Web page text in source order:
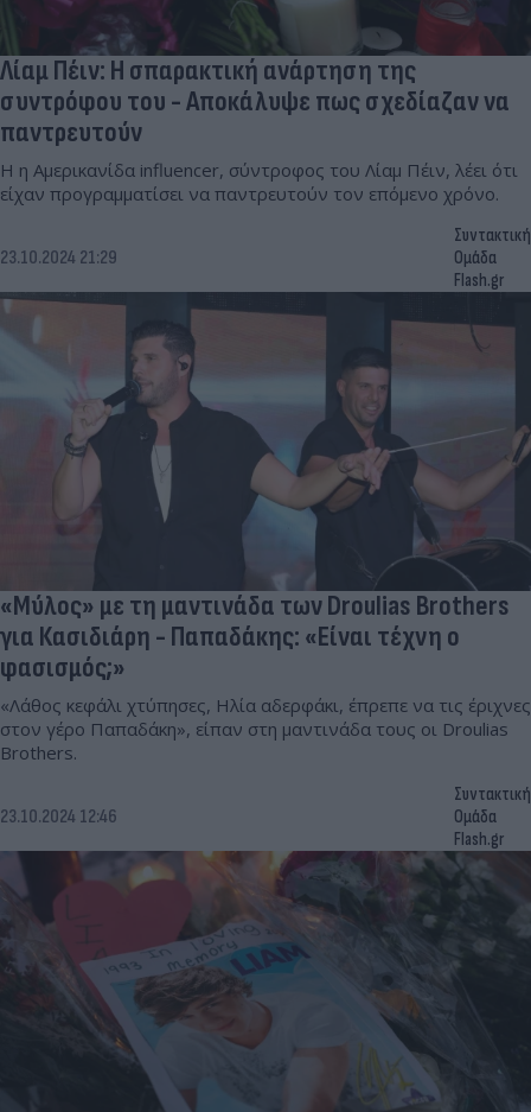
Λίαμ Πέιν: H σπαρακτική ανάρτηση της
συντρόφου του - Αποκάλυψε πως σχεδίαζαν να
παντρευτούν
Η η Αμερικανίδα influencer, σύντροφος του Λίαμ Πέιν, λέει ότι
είχαν προγραμματίσει να παντρευτούν τον επόμενο χρόνο.
23.10.2024 21:29
Συντακτική
Ομάδα
Flash.gr
«Μύλος» με τη μαντινάδα των Droulias Brothers
για Κασιδιάρη - Παπαδάκης: «Είναι τέχνη ο
φασισμός;»
«Λάθος κεφάλι χτύπησες, Ηλία αδερφάκι, έπρεπε να τις έριχνες
στον γέρο Παπαδάκη», είπαν στη μαντινάδα τους οι Droulias
Brothers.
23.10.2024 12:46
Συντακτική
Ομάδα
Flash.gr